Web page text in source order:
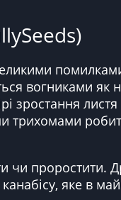
вогниками як
зростання
трихомами
чи проростити.
яке в